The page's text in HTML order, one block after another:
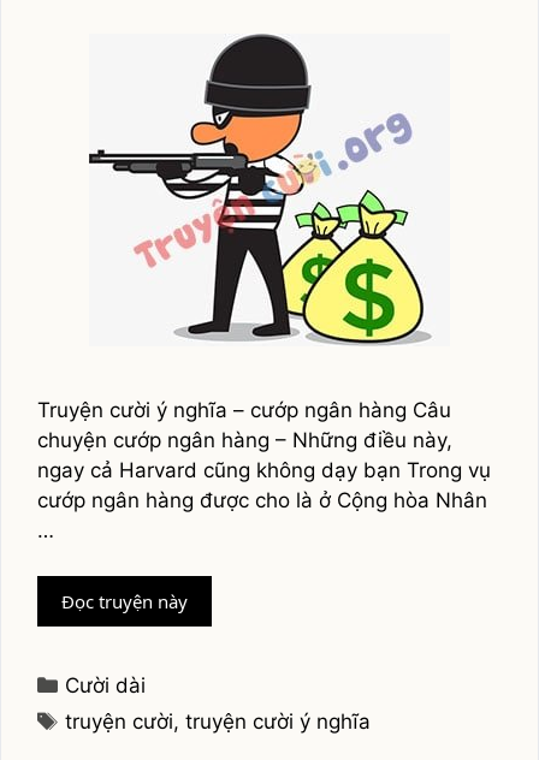
Truyện cười ý nghĩa – cướp ngân hàng Câu
chuyện cướp ngân hàng – Những điều này,
ngay cả Harvard cũng không dạy bạn Trong vụ
cướp ngân hàng được cho là ở Cộng hòa Nhân
…
Đọc truyện nàyCâu
chuyện
Categories
Cười dài
Tags
truyện cười,truyện cười ý nghĩa